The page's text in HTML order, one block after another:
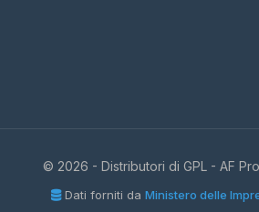
© 2026 - Distributori di GPL - AF
Dati forniti da Ministero delle